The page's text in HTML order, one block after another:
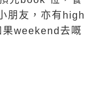
朋友，亦有high
weekend去嘅